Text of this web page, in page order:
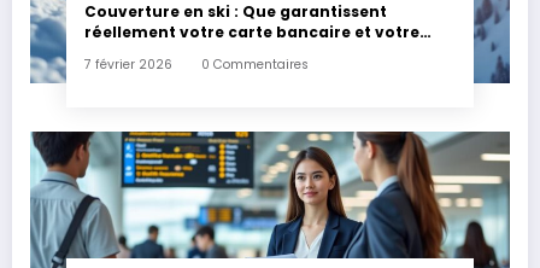
Couverture en ski : Que garantissent
réellement votre carte bancaire et votre
7 février 2026 0 Commentaires